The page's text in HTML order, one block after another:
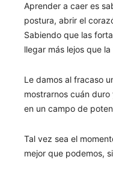
Aprender a caer es
postura, abrir el
Sabiendo que las
llegar más lejos que
Le damos al fracaso
mostrarnos cuán
en un campo de
Tal vez sea el
mejor que podemos,